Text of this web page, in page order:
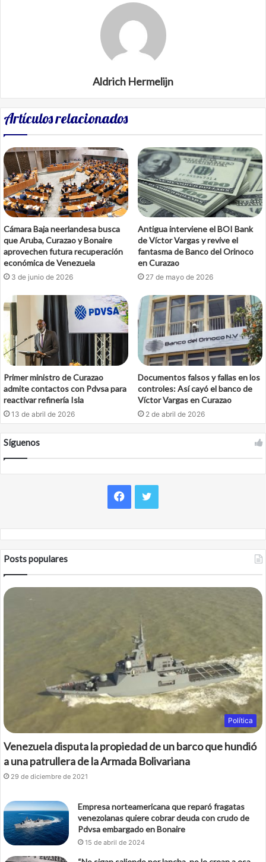
Aldrich Hermelijn
Artículos relacionados
Cámara Baja neerlandesa busca
que Aruba, Curazao y Bonaire
aprovechen futura recuperación
económica de Venezuela
3 de junio de 2026
Antigua interviene el BOI Bank
de Víctor Vargas y revive el
fantasma de Banco del Orinoco
en Curazao
27 de mayo de 2026
Primer ministro de Curazao
admite contactos con Pdvsa para
reactivar refinería Isla
13 de abril de 2026
Documentos falsos y fallas en los
controles: Así cayó el banco de
Víctor Vargas en Curazao
2 de abril de 2026
Síguenos
Facebook
Twitter
Posts populares
Política
Venezuela disputa la propiedad de un barco que hundió
a una patrullera de la Armada Bolivariana
29 de diciembre de 2021
Empresa norteamericana que reparó fragatas
venezolanas quiere cobrar deuda con crudo de
Pdvsa embargado en Bonaire
15 de abril de 2024